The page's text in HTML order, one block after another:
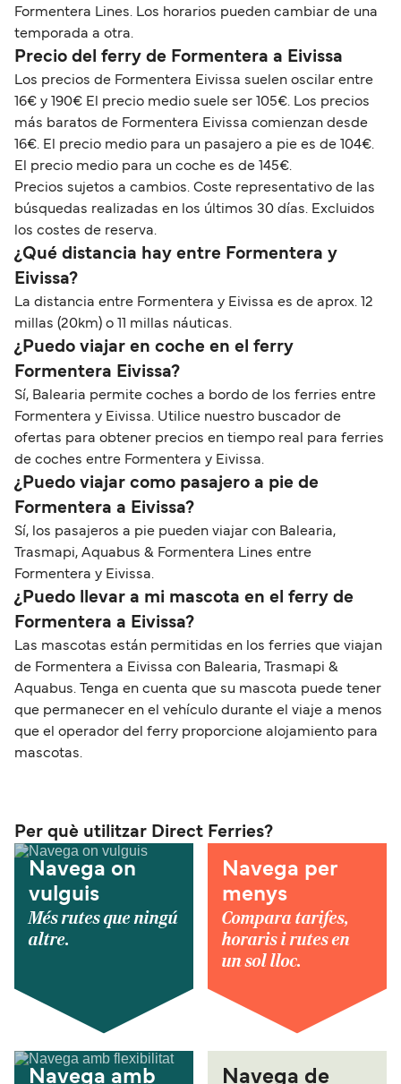
Formentera Lines. Los horarios pueden cambiar de una
temporada a otra.
Precio del ferry de Formentera a Eivissa
Los precios de Formentera Eivissa suelen oscilar entre
16€ y 190€ El precio medio suele ser 105€. Los precios
más baratos de Formentera Eivissa comienzan desde
16€. El precio medio para un pasajero a pie es de 104€.
El precio medio para un coche es de 145€.
Precios sujetos a cambios. Coste representativo de las
búsquedas realizadas en los últimos 30 días. Excluidos
los costes de reserva.
¿Qué distancia hay entre Formentera y
Eivissa?
La distancia entre Formentera y Eivissa es de aprox. 12
millas (20km) o 11 millas náuticas.
¿Puedo viajar en coche en el ferry
Formentera Eivissa?
Sí, Balearia permite coches a bordo de los ferries entre
Formentera y Eivissa. Utilice nuestro buscador de
ofertas para obtener precios en tiempo real para ferries
de coches entre Formentera y Eivissa.
¿Puedo viajar como pasajero a pie de
Formentera a Eivissa?
Sí, los pasajeros a pie pueden viajar con Balearia,
Trasmapi, Aquabus & Formentera Lines entre
Formentera y Eivissa.
¿Puedo llevar a mi mascota en el ferry de
Formentera a Eivissa?
Las mascotas están permitidas en los ferries que viajan
de Formentera a Eivissa con Balearia, Trasmapi &
Aquabus. Tenga en cuenta que su mascota puede tener
que permanecer en el vehículo durante el viaje a menos
que el operador del ferry proporcione alojamiento para
mascotas.
Per què utilitzar Direct Ferries?
Navega on
vulguis
Més rutes que ningú
altre.
Navega per
menys
Compara tarifes,
horaris i rutes en
un sol lloc.
Navega amb Navega de